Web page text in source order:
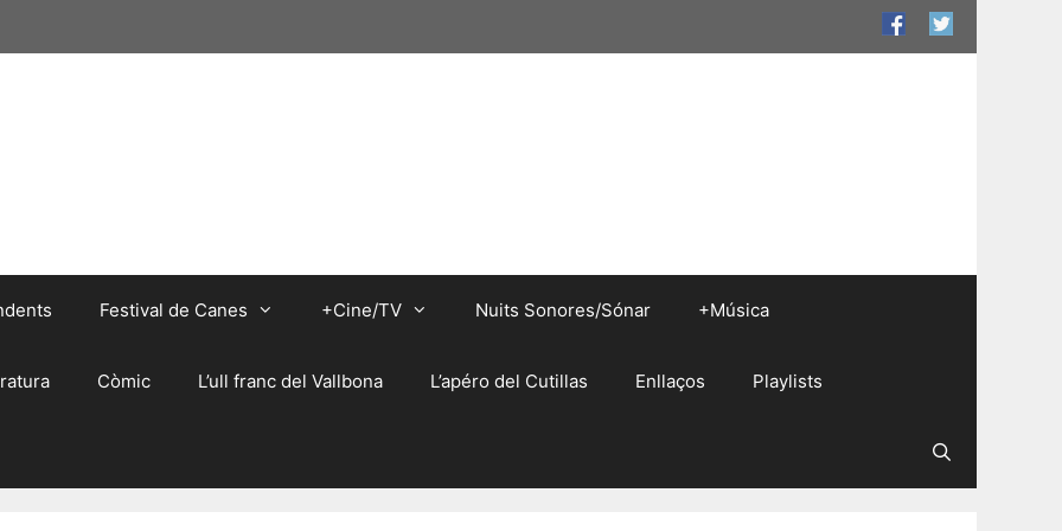
Festival de Canes +Cine/TV Nuits Sonores/Sónar +Música
Còmic L’ull franc del Vallbona L’apéro del Cutillas Enllaços Playlists